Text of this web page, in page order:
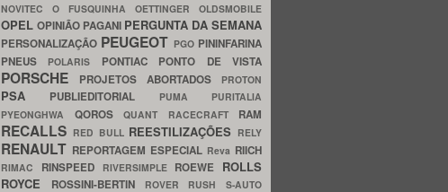
NOVITEC O FUSQUINHA OETTINGER OLDSMOBILE
OPEL OPINIÃO PAGANI PERGUNTA DA SEMANA
PERSONALIZAÇÃO PEUGEOT PGO PININFARINA
PNEUS
POLARIS PONTIAC PONTO DE VISTA
PORSCHE PROJETOS ABORTADOS PROTON
PSA PUBLIEDITORIAL PUMA PURITALIA
PYEONGHWA QOROS QUANT RACECRAFT RAM
RECALLS RED BULL REESTILIZAÇÕES RELY
RENAULT REPORTAGEM ESPECIAL Reva RIICH
RIMAC RINSPEED RIVERSIMPLE ROEWE ROLLS
ROYCE
ROSSINI-BERTIN ROVER RUSH S-AUTO